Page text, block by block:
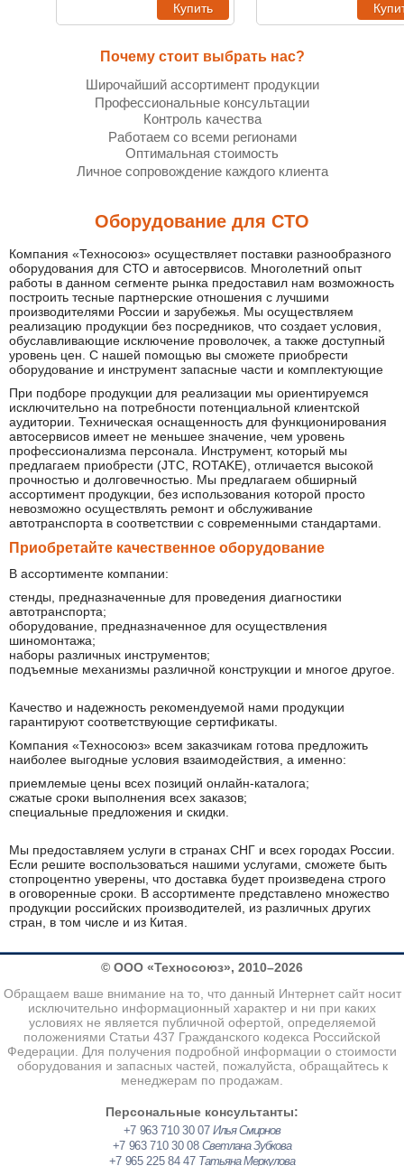
Купить
Почему стоит выбрать нас?
Широчайший ассортимент продукции
Профессиональные консультации
Контроль качества
Работаем со всеми регионами
Оптимальная стоимость
Личное сопровождение каждого клиента
Оборудование для СТО
Компания «Техносоюз» осуществляет поставки разнообразного
оборудования для СТО и автосервисов. Многолетний опыт
работы в данном сегменте рынка предоставил нам возможность
построить тесные партнерские отношения с лучшими
производителями России и зарубежья. Мы осуществляем
реализацию продукции без посредников, что создает условия,
обуславливающие исключение проволочек, а также доступный
уровень цен. С нашей помощью вы сможете приобрести
оборудование и инструмент запасные части и комплектующие
При подборе продукции для реализации мы ориентируемся
исключительно на потребности потенциальной клиентской
аудитории. Техническая оснащенность для функционирования
автосервисов имеет не меньшее значение, чем уровень
профессионализма персонала. Инструмент, который мы
предлагаем приобрести (JTC, ROTAKE), отличается высокой
прочностью и долговечностью. Мы предлагаем обширный
ассортимент продукции, без использования которой просто
невозможно осуществлять ремонт и обслуживание
автотранспорта в соответствии с современными стандартами.
Приобретайте качественное оборудование
В ассортименте компании:
стенды, предназначенные для проведения диагностики
автотранспорта;
оборудование, предназначенное для осуществления
шиномонтажа;
наборы различных инструментов;
подъемные механизмы различной конструкции и многое другое.
Качество и надежность рекомендуемой нами продукции
гарантируют соответствующие сертификаты.
Компания «Техносоюз» всем заказчикам готова предложить
наиболее выгодные условия взаимодействия, а именно:
приемлемые цены всех позиций онлайн-каталога;
сжатые сроки выполнения всех заказов;
специальные предложения и скидки.
Мы предоставляем услуги в странах СНГ и всех городах России.
Если решите воспользоваться нашими услугами, сможете быть
стопроцентно уверены, что доставка будет произведена строго
в оговоренные сроки. В ассортименте представлено множество
продукции российских производителей, из различных других
стран, в том числе и из Китая.
© ООО «Техносоюз», 2010–2026
Обращаем ваше внимание на то, что данный Интернет сайт носит
исключительно информационный характер и ни при каких
условиях не является публичной офертой, определяемой
положениями Статьи 437 Гражданского кодекса Российской
Федерации. Для получения подробной информации о стоимости
оборудования и запасных частей, пожалуйста, обращайтесь к
менеджерам по продажам.
Персональные консультанты:
+7 963 710 30 07 Илья Смирнов
+7 963 710 30 08 Светлана Зубкова
+7 965 225 84 47 Татьяна Меркулова